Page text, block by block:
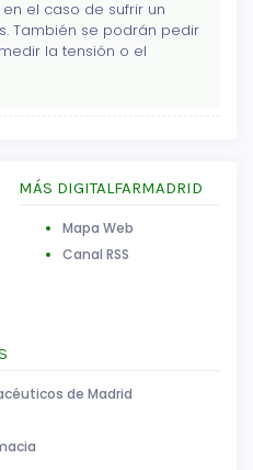
el caso de sufrir un
También se podrán pedir
la tensión o el
MÁS DIGITALFARMADRID
Mapa Web
Canal RSS
de Madrid